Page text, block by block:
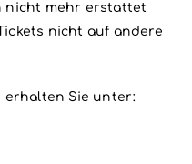
nicht mehr erstattet
nicht auf andere
erhalten Sie unter: